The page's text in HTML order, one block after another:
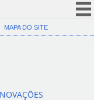
(COVID-19)
MAPA DO SITE